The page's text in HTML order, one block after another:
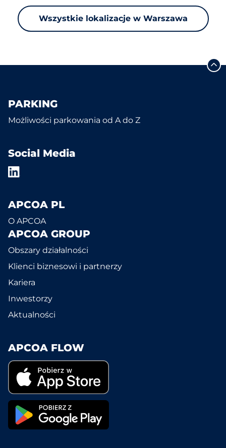
Wszystkie lokalizacje w Warszawa
PARKING
Możliwości parkowania od A do Z
Social Media
APCOA PL
O APCOA
APCOA GROUP
Obszary działalności
Klienci biznesowi i partnerzy
Kariera
Inwestorzy
Aktualności
APCOA FLOW